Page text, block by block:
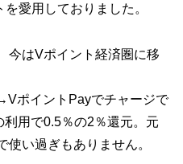
愛用しておりました。
今はVポイント経済圏に移
ポイントPayでチャージで
用で0.5％の2％還元。元
使い過ぎもありません。